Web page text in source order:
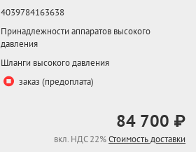
4039784163638
Принадлежности аппаратов высокого
давления
Шланги высокого давления
заказ (предоплата)
84 700 ₽
вкл. НДС 22%Стоимость доставки